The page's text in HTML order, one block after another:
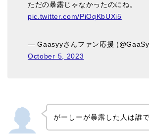
ただの暴露じゃなかったのにね。
pic.twitter.com/PiOqKbUXi5
— Gaasyyさんファン応援
October 5, 2023
がーしーが暴露した人は誰